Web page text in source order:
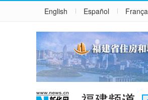
English Español